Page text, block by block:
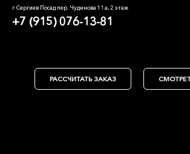
Перейти
г. Сергиев Посад пер. Чудинова 11а, 2 этаж
+7 (915) 076-13-81
РАССЧИТАТЬ ЗАКАЗ